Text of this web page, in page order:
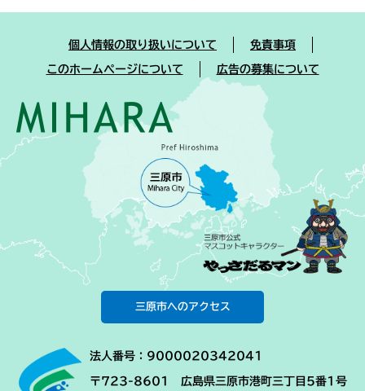
個人情報の取り扱いについて 免責事項
このホームページについて 広告の募集について
三原市へのアクセス
法人番号：9000020342041
〒723-8601 広島県三原市港町三丁目5番1号